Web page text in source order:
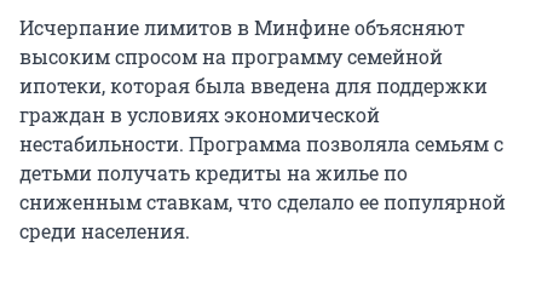
Исчерпание лимитов в Минфине объясняют
высоким спросом на программу семейной
ипотеки, которая была введена для поддержки
граждан в условиях экономической
нестабильности. Программа позволяла семьям с
детьми получать кредиты на жилье по
сниженным ставкам, что сделало ее популярной
среди населения.